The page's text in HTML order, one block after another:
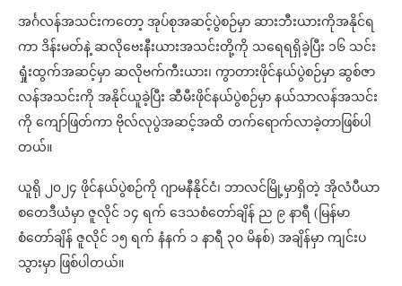
အင်္ဂလန်အသင်းကတော့ အုပ်စုအဆင့်ပွဲစဉ်မှာ ဆားဘီးယားကိုအနိုင်ရ
ကာ ဒိန်းမတ်နဲ့ ဆလိုဗေးနီးယားအသင်းတို့ကို သရေရရှိခဲ့ပြီး ၁၆ သင်း
ရှုံးထွက်အဆင့်မှာ ဆလိုဗက်ကီးယား၊ ကွာတားဖိုင်နယ်ပွဲစဉ်မှာ ဆွစ်ဇာ
လန်အသင်းကို အနိုင်ယူခဲ့ပြီး ဆီမီးဖိုင်နယ်ပွဲစဉ်မှာ နယ်သာလန်အသင်း
ကို ကျော်ဖြတ်ကာ ဗိုလ်လုပွဲအဆင့်အထိ တက်ရောက်လာခဲ့တာဖြစ်ပါ
တယ်။
ယူရို ၂၀၂၄ ဖိုင်နယ်ပွဲစဉ်ကို ဂျာမနီနိုင်ငံ၊ ဘာလင်မြို့မှာရှိတဲ့ အိုလံပီယာ
စတေဒီယံမှာ ဇူလိုင် ၁၄ ရက် ဒေသစံတော်ချိန် ည ၉ နာရီ (မြန်မာ
စံတော်ချိန် ဇူလိုင် ၁၅ ရက် နံနက် ၁ နာရီ ၃၀ မိနစ်) အချိန်မှာ ကျင်းပ
သွားမှာ ဖြစ်ပါတယ်။